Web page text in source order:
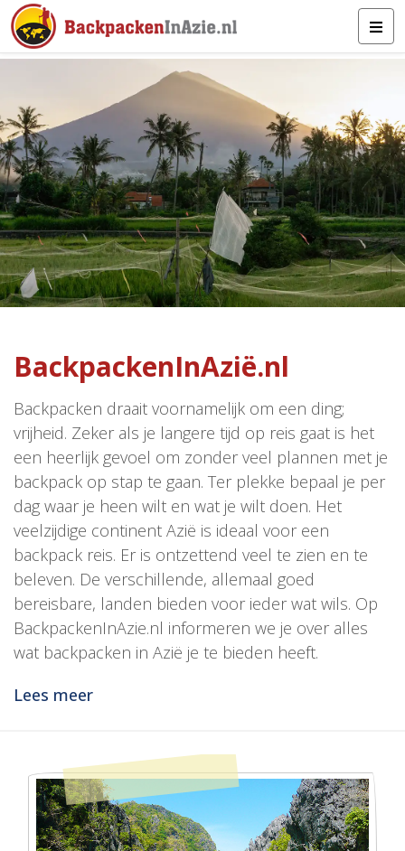
BackpackenInAzië.nl
Backpacken draait voornamelijk om een ding;
vrijheid. Zeker als je langere tijd op reis gaat is het
een heerlijk gevoel om zonder veel plannen met je
backpack op stap te gaan. Ter plekke bepaal je per
dag waar je heen wilt en wat je wilt doen. Het
veelzijdige continent Azië is ideaal voor een
backpack reis. Er is ontzettend veel te zien en te
beleven. De verschillende, allemaal goed
bereisbare, landen bieden voor ieder wat wils. Op
BackpackenInAzie.nl informeren we je over alles
wat backpacken in Azië je te bieden heeft.
Lees meer